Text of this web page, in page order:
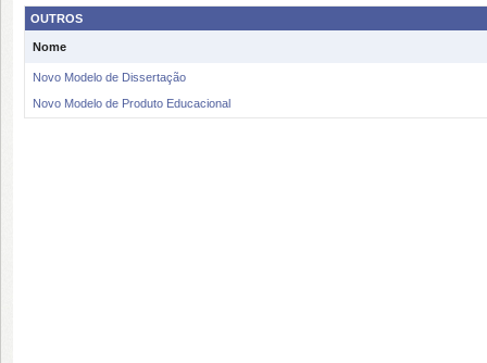
OUTROS
Nome
Novo Modelo de Dissertação
Novo Modelo de Produto Educacional